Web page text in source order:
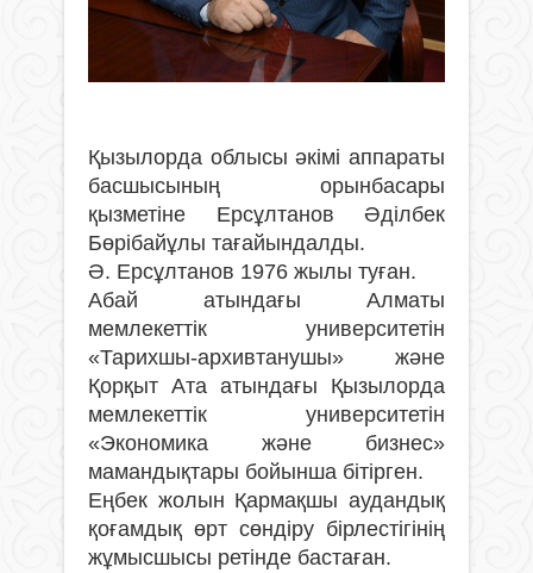
Қызылорда облысы әкімі аппараты
басшысының орынбасары
қызметіне Ерсұлтанов Әділбек
Бөрібайұлы тағайындалды.
Ә. Ерсұлтанов 1976 жылы туған.
Абай атындағы Алматы
мемлекеттік университетін
«Тарихшы-архивтанушы» және
Қорқыт Ата атындағы Қызылорда
мемлекеттік университетін
«Экономика және бизнес»
мамандықтары бойынша бітірген.
Еңбек жолын Қармақшы аудандық
қоғамдық өрт сөндіру бірлестігінің
жұмысшысы ретінде бастаған.